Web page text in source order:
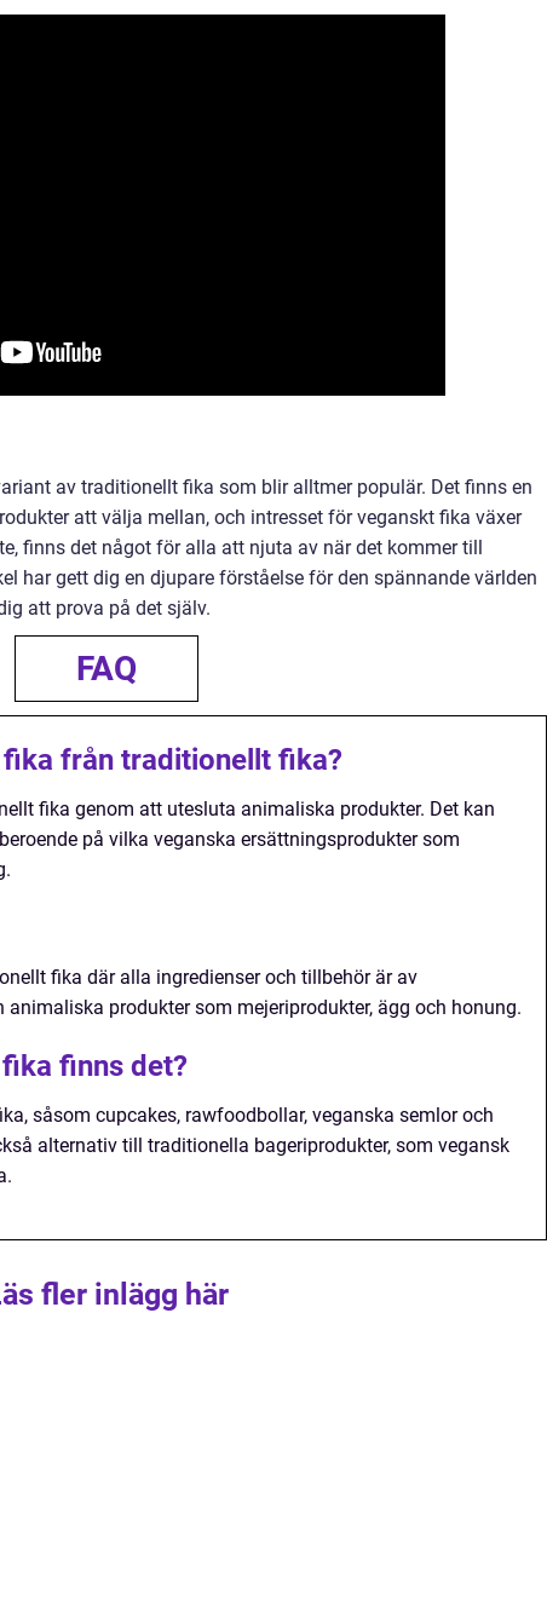
av traditionellt fika som blir alltmer populär. Det finns en
att välja mellan, och intresset för veganskt fika växer
finns det något för alla att njuta av när det kommer till
har gett dig en djupare förståelse för den spännande världen
att prova på det själv.
FAQ
från traditionellt fika?
fika genom att utesluta animaliska produkter. Det kan
på vilka veganska ersättningsprodukter som
fika där alla ingredienser och tillbehör är av
produkter som mejeriprodukter, ägg och honung.
finns det?
såsom cupcakes, rawfoodbollar, veganska semlor och
alternativ till traditionella bageriprodukter, som vegansk
fler inlägg här